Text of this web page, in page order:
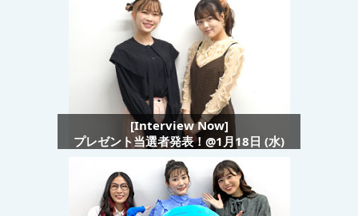
[Interview Now]
プレゼント当選者発表！@1月18日 (水)